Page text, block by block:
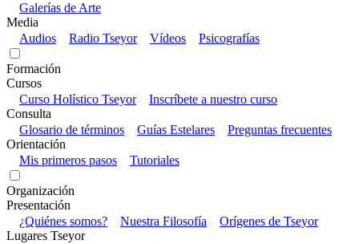
Galerías de Arte
Media
Audios
Radio Tseyor Vídeos Psicografías
Formación
Cursos
Curso Holístico Tseyor
Inscríbete a nuestro curso
Consulta
Glosario de términos
Guías Estelares
Preguntas frecuentes
Orientación
Mis primeros pasos
Tutoriales
Organización
Presentación
¿Quiénes somos?
Nuestra Filosofía
Orígenes de Tseyor
Lugares Tseyor